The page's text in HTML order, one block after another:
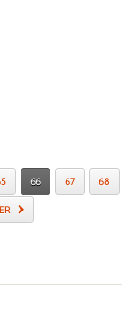
66 67 68